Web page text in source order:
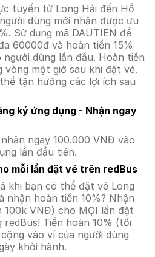
tuyến từ Long Hải đến Hồ
dùng mới nhận được ưu
Sử dụng mã DAUTIEN để
60000đ và hoàn tiền 15%
người dùng lần đầu. Hoàn tiền
một giờ sau khi đặt vé.
tận hưởng các lợi ích sau
ký ứng dụng - Nhận ngay
ngay 100.000 VNĐ vào
lần đầu tiên.
mỗi lần đặt vé trên redBus
khi bạn có thể đặt vé Long
nhận hoàn tiền 10%? Nhận
100k VNĐ) cho MỌI lần đặt
redBus! Tiền hoàn 10% (tối
vào ví của người dùng
khởi hành.